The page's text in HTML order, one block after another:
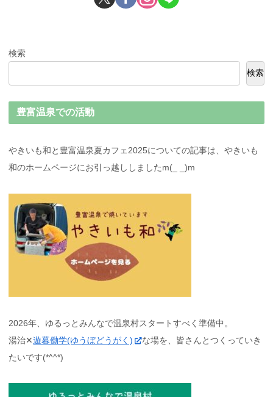
検索
検索
豊富温泉での活動
やきいも和と豊富温泉夏カフェ2025についての記事は、やきいも
和のホームページにお引っ越ししましたm(_ _)m
2026年、ゆるっとみんなで温泉村スタートすべく準備中。
湯治✕遊暮働学(ゆうぼどうがく)
な場を、皆さんとつくっていき
たいです(*^^*)